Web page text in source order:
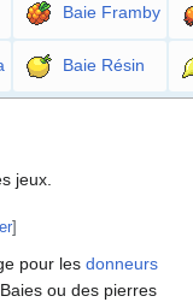
Baie Framby
Baie Résin
jeux.
]
pour les donneurs
ou des pierres